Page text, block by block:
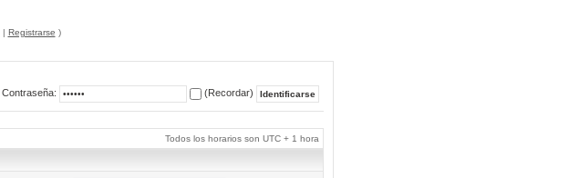
| Registrarse )
Contraseña: (Recordar)
Todos los horarios son UTC + 1 hora